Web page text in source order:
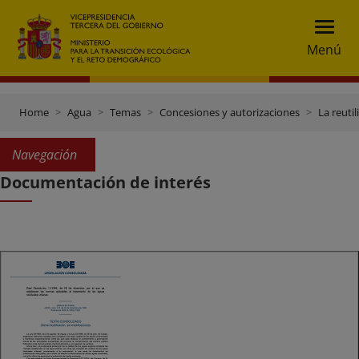
Menú
Home Agua Temas Concesiones y autorizaciones La
Navegación
Documentación de interés